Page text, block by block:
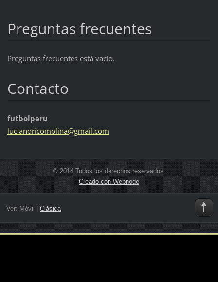
Preguntas frecuentes
Preguntas frecuentes está vacío.
Contacto
futbolperu
lucianoricomolina@gmail.com
© 2014 Todos los derechos reservados.
Creado con Webnode
Ver: Móvil Clásica